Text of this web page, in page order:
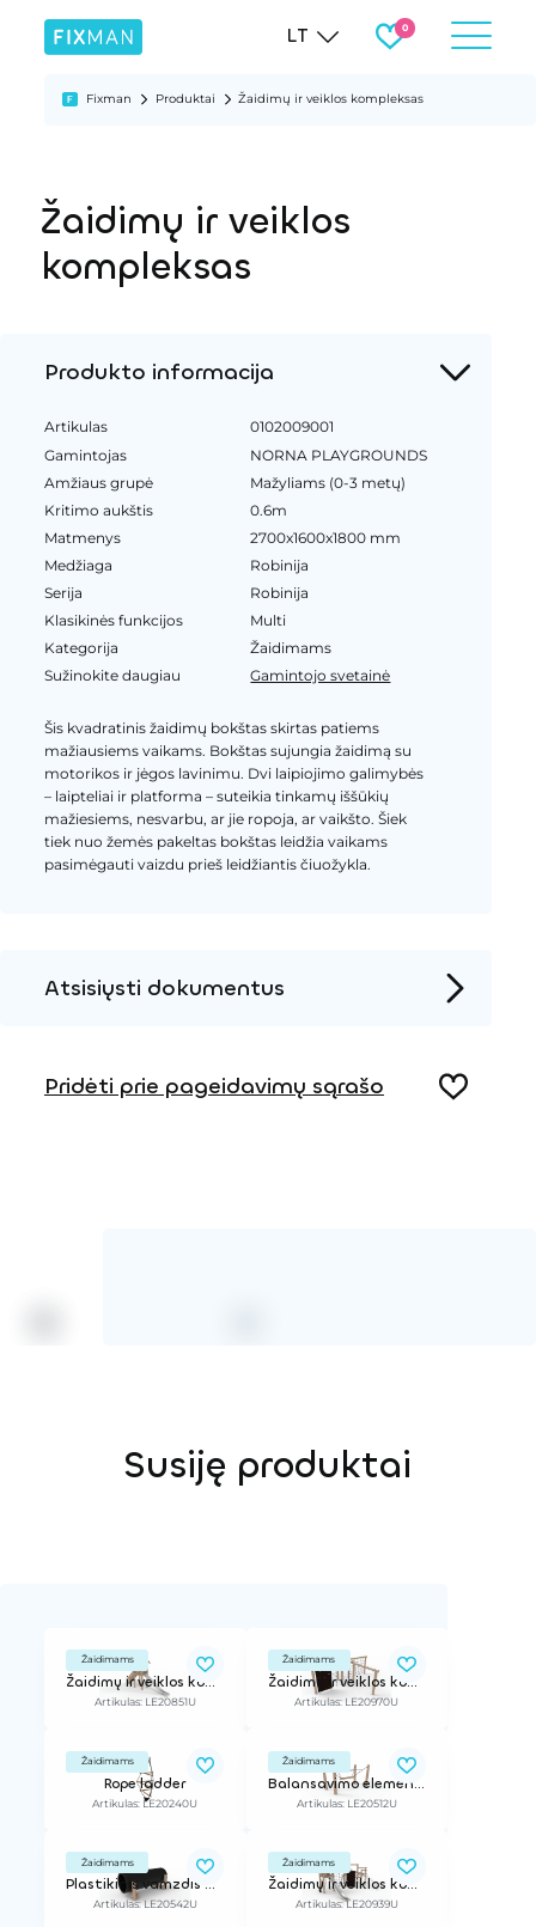
LT
Fixman Produktai Žaidimų ir veiklos kompleksas
Žaidimų ir veiklos
kompleksas
Produkto informacija
Artikulas
0102009001
Gamintojas
NORNA PLAYGROUNDS
Amžiaus grupė
Mažyliams (0-3 metų)
Kritimo aukštis
0.6m
Matmenys
2700x1600x1800 mm
Medžiaga
Robinija
Serija
Robinija
Klasikinės funkcijos
Multi
Kategorija
Žaidimams
Sužinokite daugiau
Gamintojo svetainė
Šis kvadratinis žaidimų bokštas skirtas patiems
mažiausiems vaikams. Bokštas sujungia žaidimą su
motorikos ir jėgos lavinimu. Dvi laipiojimo galimybės
– laipteliai ir platforma – suteikia tinkamų iššūkių
mažiesiems, nesvarbu, ar jie ropoja, ar vaikšto. Šiek
tiek nuo žemės pakeltas bokštas leidžia vaikams
pasimėgauti vaizdu prieš leidžiantis čiuožykla.
Atsisiųsti dokumentus
Pridėti prie pageidavimų sąrašo
Susiję produktai
Žaidimams
Žaidimų ir veiklos kompleksas
Artikulas: LE20851U
Žaidimams
Žaidimų ir veiklos kompleksas
Artikulas: LE20970U
Žaidimams
Rope ladder
Artikulas: LE20240U
Žaidimams
Balansavimo elementas
Artikulas: LE20512U
Žaidimams
Plastikinis vamzdis pralindimui
Artikulas: LE20542U
Žaidimams
Žaidimų ir veiklos kompleksas
Artikulas: LE20939U